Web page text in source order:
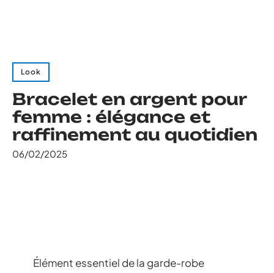
Look
Bracelet en argent pour
femme : élégance et
raffinement au quotidien
06/02/2025
Élément essentiel de la garde-robe